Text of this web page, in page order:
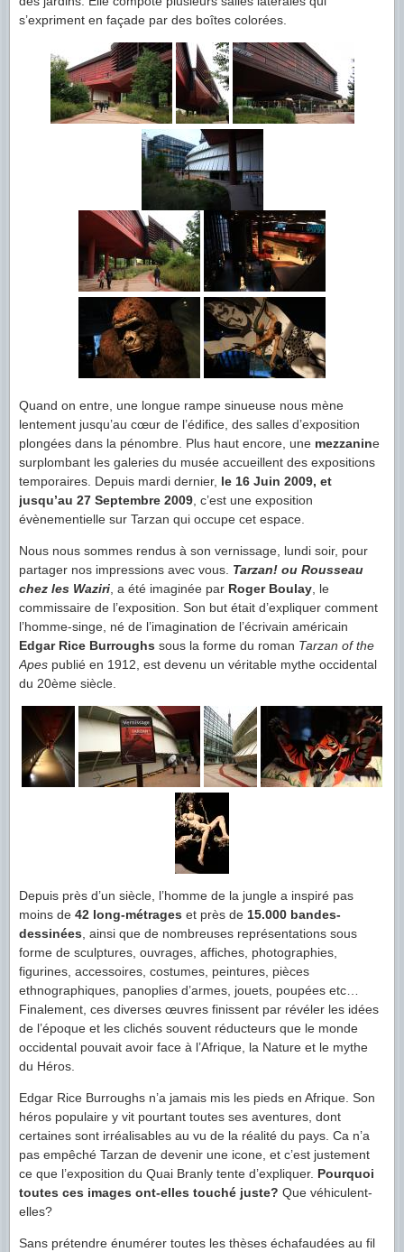
s’expriment en façade par des boîtes colorées.
Quand on entre, une longue rampe sinueuse nous mène
lentement jusqu’au cœur de l’édifice, des salles d’exposition
plongées dans la pénombre. Plus haut encore, une mezzanine
surplombant les galeries du musée accueillent des expositions
temporaires. Depuis mardi dernier, le 16 Juin 2009, et
jusqu’au 27 Septembre 2009 , c’est une exposition
évènementielle sur Tarzan qui occupe cet espace.
Nous nous sommes rendus à son vernissage, lundi soir, pour
partager nos impressions avec vous. Tarzan! ou Rousseau
chez les Waziri , a été imaginée par Roger Boulay , le
commissaire de l’exposition. Son but était d’expliquer comment
l’homme-singe, né de l’imagination de l’écrivain américain
Edgar Rice Burroughs sous la forme du roman Tarzan of the
Apes publié en 1912, est devenu un véritable mythe occidental
du 20ème siècle.
Depuis près d’un siècle, l’homme de la jungle a inspiré pas
moins de 42 long-métrages et près de 15.000 bandes-
dessinées , ainsi que de nombreuses représentations sous
forme de sculptures, ouvrages, affiches, photographies,
figurines, accessoires, costumes, peintures, pièces
ethnographiques, panoplies d’armes, jouets, poupées etc…
Finalement, ces diverses œuvres finissent par révéler les idées
de l’époque et les clichés souvent réducteurs que le monde
occidental pouvait avoir face à l’Afrique, la Nature et le mythe
du Héros.
Edgar Rice Burroughs n’a jamais mis les pieds en Afrique. Son
héros populaire y vit pourtant toutes ses aventures, dont
certaines sont irréalisables au vu de la réalité du pays. Ca n’a
pas empêché Tarzan de devenir une icone, et c’est justement
ce que l’exposition du Quai Branly tente d’expliquer. Pourquoi
toutes ces images ont-elles touché juste? Que véhiculent-
elles?
Sans prétendre énumérer toutes les thèses échafaudées au fil